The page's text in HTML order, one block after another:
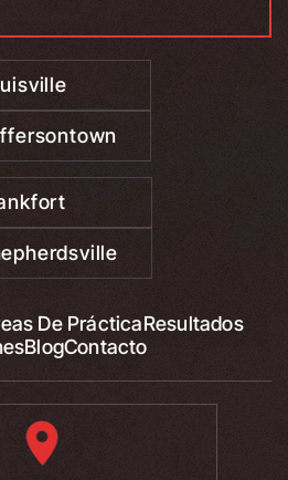
De PrácticaResultados
BlogContacto